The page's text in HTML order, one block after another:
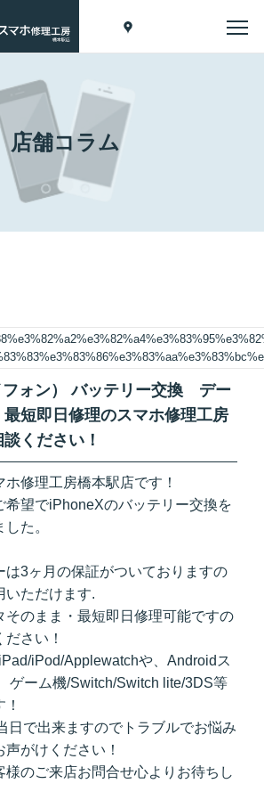
店舗コラム
ォン） バッテリー交換 デー
最短即日修理のスマホ修理工房
ください！
修理工房橋本駅店です！
希望でiPhoneXのバッテリー交換を
た。
は3ヶ月の保証がついておりますの
いただけます.
そのまま・最短即日修理可能ですの
さい！
iPod/Applewatchや、Androidス
ゲーム機/Switch/Switch lite/3DS等
日で出来ますのでトラブルでお悩み
がけください！
様のご来店お問合せ心よりお待ちし